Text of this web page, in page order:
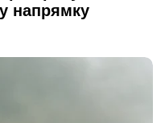
напрямку